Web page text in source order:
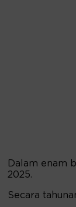
Dalam enam
2025.
Secara